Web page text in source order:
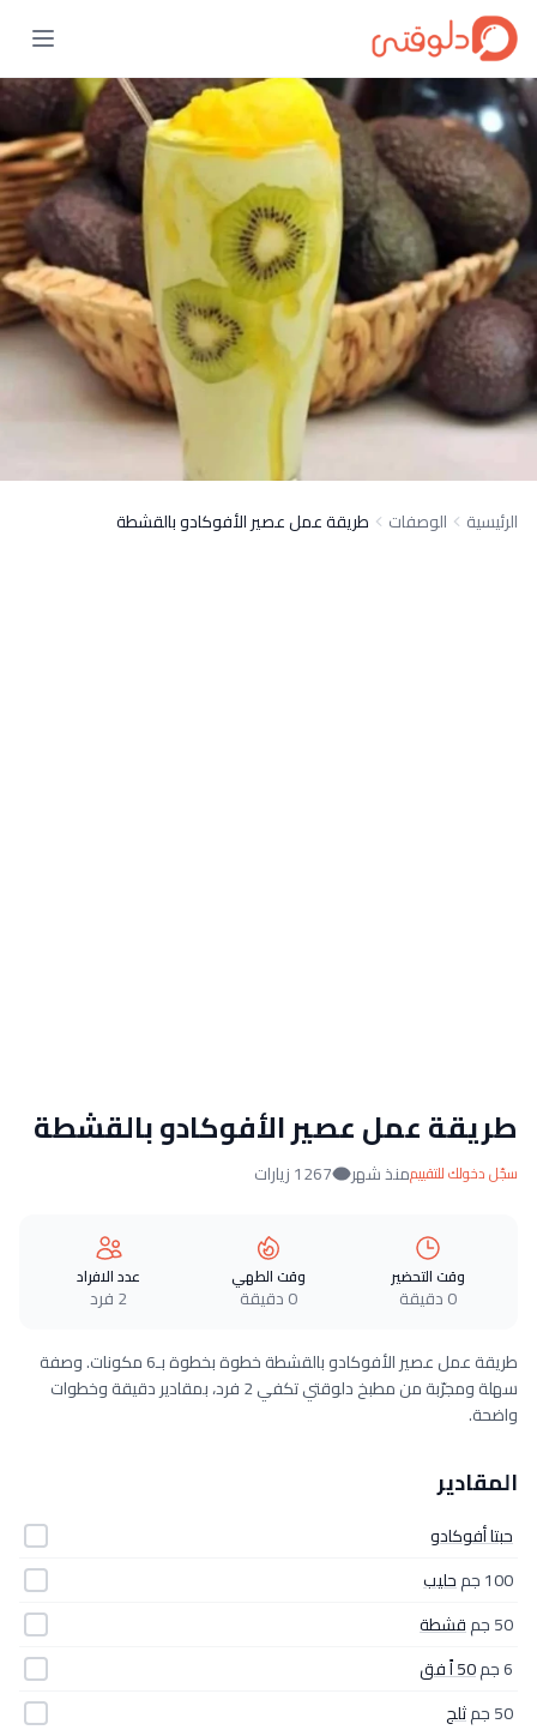
الرئيسية الوصفات طريقة عمل عصير الأفوكادو بالقشطة
طريقة عمل عصير الأفوكادو بالقشطة
سجّل دخولك للتقييممنذ شهر 1267 زيارات
وقت التحضير
0 دقيقة
وقت الطهي
0 دقيقة
عدد الافراد
2 فرد
طريقة عمل عصير الأفوكادو بالقشطة خطوة بخطوة بـ6 مكونات. وصفة
سهلة ومجرّبة من مطبخ دلوقتي تكفي 2 فرد، بمقادير دقيقة وخطوات
واضحة.
المقادير
حبتا أفوكادو
100 جم
حليب
50 جم
قشطة
6 جم
50 اً فق
50 جم
ثلج